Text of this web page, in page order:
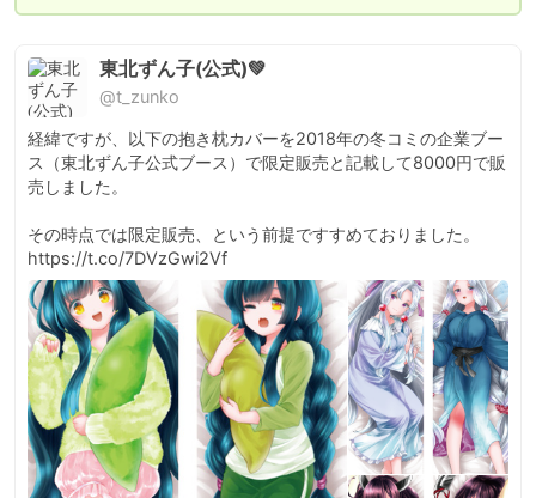
東北ずん子(公式)💚
@t_zunko
経緯ですが、以下の抱き枕カバーを2018年の冬コミの企業ブー
ス（東北ずん子公式ブース）で限定販売と記載して8000円で販
売しました。
その時点では限定販売、という前提ですすめておりました。
https://t.co/7DVzGwi2Vf